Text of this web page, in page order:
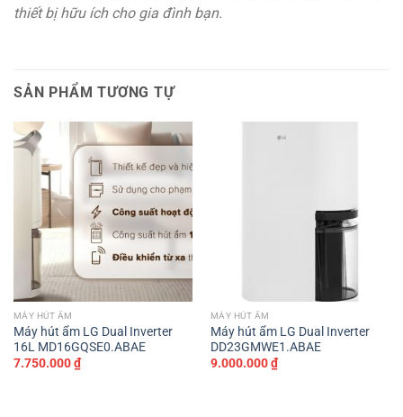
thiết bị hữu ích cho gia đình bạn.
SẢN PHẨM TƯƠNG TỰ
MÁY HÚT ẨM
Máy hút ẩm LG Dual Inverter
16L MD16GQSE0.ABAE
7.750.000₫
MÁY HÚT ẨM
Máy hút ẩm LG Dual Inverter
DD23GMWE1.ABAE
9.000.000₫